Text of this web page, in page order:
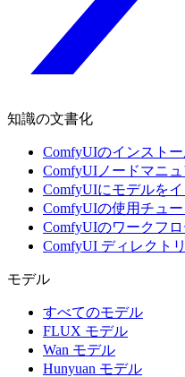
知識の文書化
ComfyUIのインスト
ComfyUIノードマニ
ComfyUIにモデルを
ComfyUIの使用チュ
ComfyUIのワークフロ
ComfyUI ディレクトリ
モデル
すべてのモデル
FLUX モデル
Wan モデル
Hunyuan モデル